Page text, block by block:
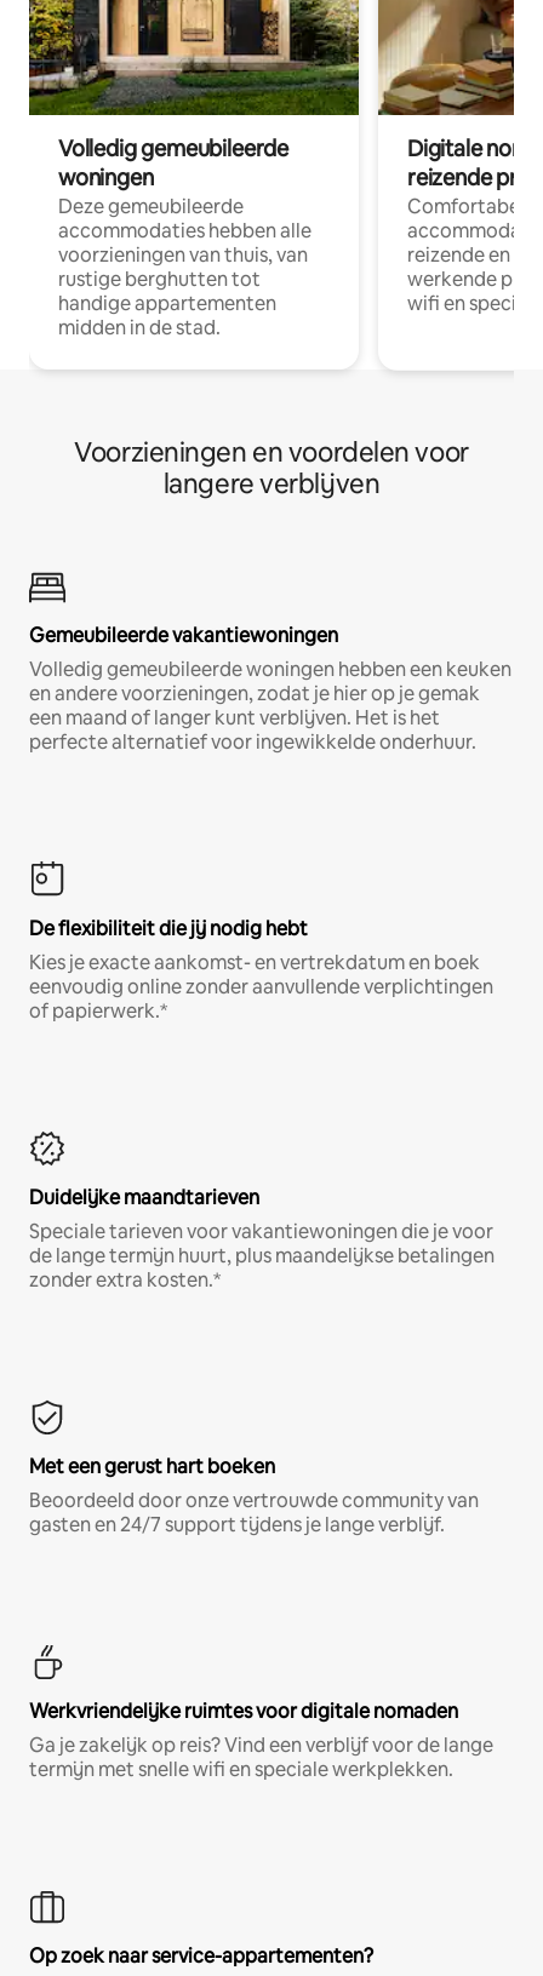
Volledig gemeubileerde
woningen
Deze gemeubileerde
accommodaties hebben alle
voorzieningen van thuis, van
rustige berghutten tot
handige appartementen
midden in de stad.
Digitale
reizende
Comfortabele
reizende en
werkende
wifi en
Voorzieningen en voordelen voor
langere verblijven
Gemeubileerde vakantiewoningen
Volledig gemeubileerde woningen hebben een keuken
en andere voorzieningen, zodat je hier op je gemak
een maand of langer kunt verblijven. Het is het
perfecte alternatief voor ingewikkelde onderhuur.
De flexibiliteit die jij nodig hebt
Kies je exacte aankomst- en vertrekdatum en boek
eenvoudig online zonder aanvullende verplichtingen
of papierwerk.*
Duidelijke maandtarieven
Speciale tarieven voor vakantiewoningen die je voor
de lange termijn huurt, plus maandelijkse betalingen
zonder extra kosten.*
Met een gerust hart boeken
Beoordeeld door onze vertrouwde community van
gasten en 24/7 support tijdens je lange verblijf.
Werkvriendelijke ruimtes voor digitale nomaden
Ga je zakelijk op reis? Vind een verblijf voor de lange
termijn met snelle wifi en speciale werkplekken.
Op zoek naar service-appartementen?